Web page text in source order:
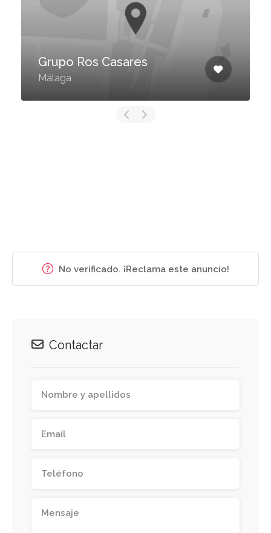
Grupo Ros Casares
Málaga
No verificado. ¡Reclama este anuncio!
Contactar